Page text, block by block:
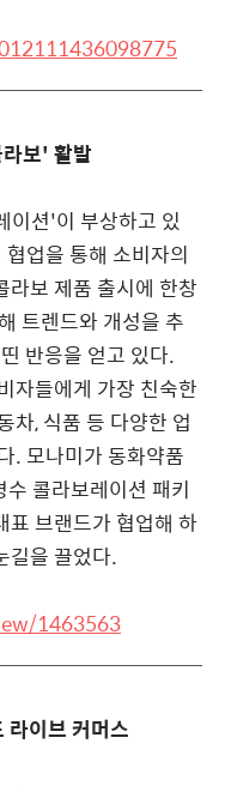
보' 활발
이션'이 부상하고 있
업을 통해 소비자의
라보 제품 출시에 한창
트렌드와 개성을 추
반응을 얻고 있다.
자들에게 가장 친숙한
차, 식품 등 다양한 업
. 모나미가 동화약품
콜라보레이션 패키
표 브랜드가 협업해 하
길을 끌었다.
1463563
이브 커머스